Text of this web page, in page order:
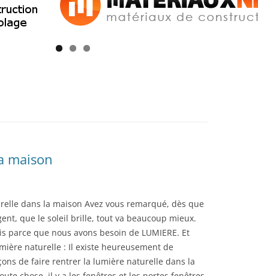
maison
dans la maison Avez vous remarqué, dès que
que le soleil brille, tout va beaucoup mieux.
parce que nous avons besoin de LUMIERE. Et
naturelle : Il existe heureusement de
de faire rentrer la lumière naturelle dans la